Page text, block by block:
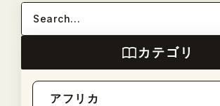
カテゴリ
アフリカ